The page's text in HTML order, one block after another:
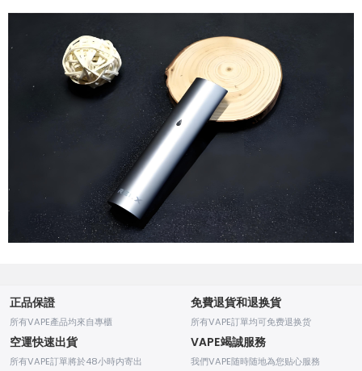
正品保證
所有VAPE產品均來自專櫃
免費退貨和退换貨
所有VAPE訂單均可免费退换货
空運快速出貨
所有VAPE訂單將於48小時内寄出
VAPE竭誠服務
我們VAPE随時随地為您贴心服務